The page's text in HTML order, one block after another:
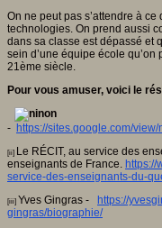
On ne peut pas s’attendre à
technologies. On prend aussi
dans sa classe est dépassé et
sein d’une équipe école
21ème siècle.
Pour vous amuser, voici le
- https://sites.google.com/
[ii] Le RÉCIT, au service des
enseignants de France. https://
service-des-enseignants-du-
[iii] Yves Gingras -
https://
gingras/biographie/